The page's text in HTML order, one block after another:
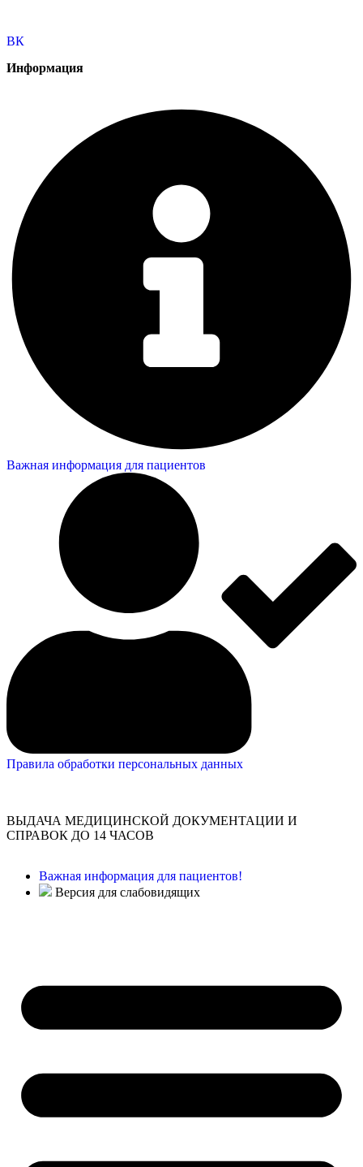
ВК
Информация
Важная информация для пациентов
Правила обработки персональных данных
ВЫДАЧА МЕДИЦИНСКОЙ ДОКУМЕНТАЦИИ И
СПРАВОК ДО 14 ЧАСОВ
Важная информация для пациентов!
Версия для слабовидящих